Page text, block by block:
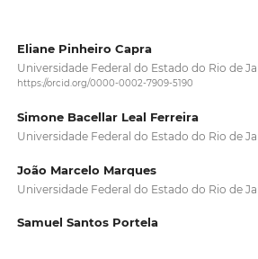
Eliane Pinheiro Capra
Universidade Federal do Estado do Rio de
https://orcid.org/0000-0002-7909-5190
Simone Bacellar Leal Ferreira
Universidade Federal do Estado do Rio de
João Marcelo Marques
Universidade Federal do Estado do Rio de
Samuel Santos Portela